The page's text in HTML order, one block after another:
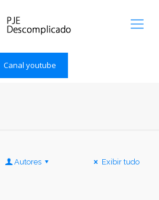
Canal youtube
Autores Exibir tudo